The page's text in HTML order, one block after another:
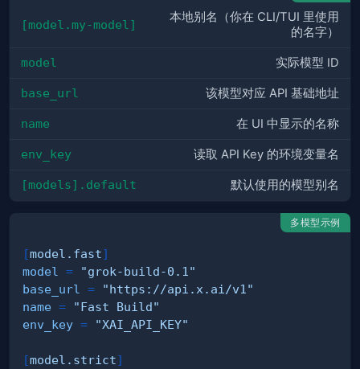
[model.my-model]
本地别名（你在 CLI/TUI 里使用
的名字）
model 实际模型 ID
base_url 该模型对应 API 基础地址
name 在 UI 中显示的名称
env_key 读取 API Key 的环境变量名
[models].default 默认使用的模型别名
多模型示例
[model.fast]
model
=
"grok-build-0.1"
base_url
=
"https://api.x.ai/v1"
name =
"Fast Build"
env_key = "XAI_API_KEY"
[model.strict]